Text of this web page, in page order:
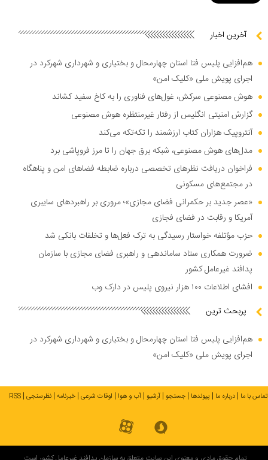
آخرین اخبار
هم‌افزایی پلیس فتا استان چهارمحال و بختیاری و شهرداری شهرکرد در
اجرای پویش ملی «کلیک امن»
هوش مصنوعی سرکش، غول‌های فناوری را به کاخ سفید کشاند
گزارش امنیتی انگلیس از رفتار غیرمنتظره هوش مصنوعی
آنتروپیک هزاران کتاب ارزشمند را تکه‌تکه می‌کند
مدل‌های هوش مصنوعی، شبکه برق جهان را تا مرز فروپاشی برد
فراخوان دریافت نظر‌های تخصصی درباره ضابطه فضا‌های امن و پناهگاه
در مجتمع‌های مسکونی
«عصر جدید بر حکمرانی فضای مجازی»؛ مروری بر راهبرد‌های سایبری
آمریکا و رقابت در فضای فجازی
حزب مؤتلفه خواستار رسیدگی به ترک فعل‌ها و تخلفات بانکی شد
ضرورت همکاری ستاد ساماندهی و راهبری فضای مجازی با سازمان
پدافند غیرعامل کشور
افشای اطلاعات ۱۰۰ هزار نیروی پلیس در دارک وب
پربحث ترین
هم‌افزایی پلیس فتا استان چهارمحال و بختیاری و شهرداری شهرکرد در
اجرای پویش ملی «کلیک امن»
تماس با ما درباره ما پیوندها جستجو آرشیو آب و هوا اوقات شرعی خبرنامه نظرسنجی RSS